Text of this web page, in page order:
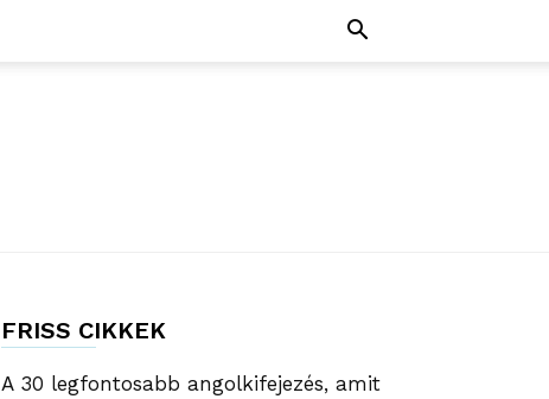
FRISS CIKKEK
A 30 legfontosabb angolkifejezés, amit